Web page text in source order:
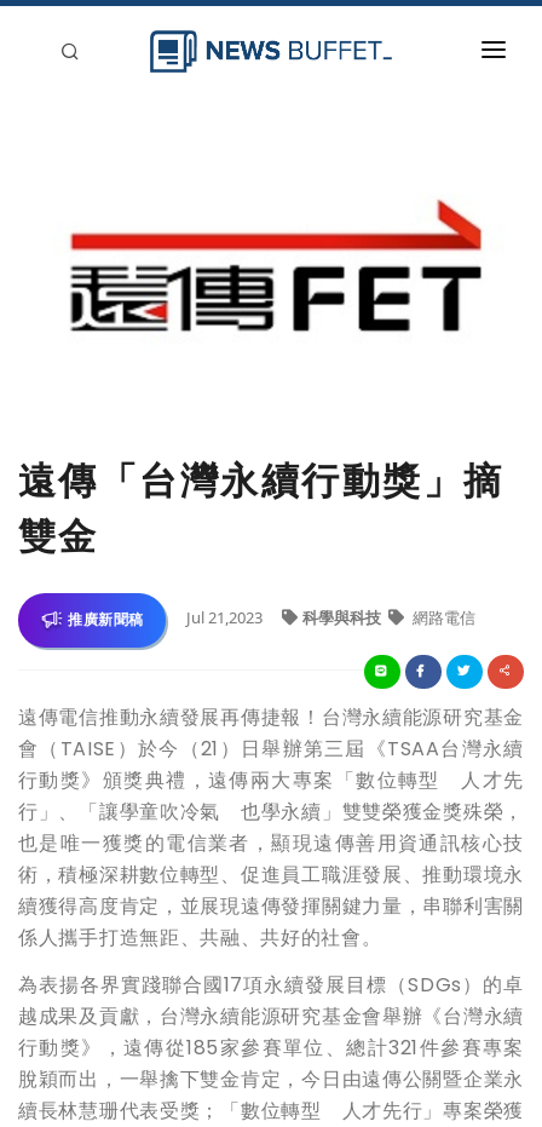
遠傳「台灣永續行動獎」摘
雙金
推廣新聞稿 Jul 21,2023 科學與科技 網路電信
遠傳電信推動永續發展再傳捷報！台灣永續能源研究基金
會（TAISE）於今（21）日舉辦第三屆《TSAA台灣永續
行動獎》頒獎典禮，遠傳兩大專案「數位轉型 人才先
行」、「讓學童吹冷氣 也學永續」雙雙榮獲金獎殊榮，
也是唯一獲獎的電信業者，顯現遠傳善用資通訊核心技
術，積極深耕數位轉型、促進員工職涯發展、推動環境永
續獲得高度肯定，並展現遠傳發揮關鍵力量，串聯利害關
係人攜手打造無距、共融、共好的社會。
為表揚各界實踐聯合國17項永續發展目標（SDGs）的卓
越成果及貢獻，台灣永續能源研究基金會舉辦《台灣永續
行動獎》，遠傳從185家參賽單位、總計321件參賽專案
脫穎而出，一舉擒下雙金肯定，今日由遠傳公關暨企業永
續長林慧珊代表受獎；「數位轉型 人才先行」專案榮獲